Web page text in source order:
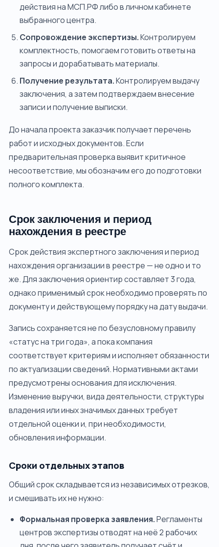
действия на МСП.РФ либо в личном кабинете
выбранного центра.
Сопровождение экспертизы.Контролируем
комплектность, помогаем готовить ответы на
запросы и дорабатывать материалы.
Получение результата.Контролируем выдачу
заключения, а затем подтверждаем внесение
записи и получение выписки.
До начала проекта заказчик получает перечень
работ и исходных документов. Если
предварительная проверка выявит критичное
несоответствие, мы обозначим его до подготовки
полного комплекта.
Срок заключения и период
нахождения в реестре
Срок действия экспертного заключения и период
нахождения организации в реестре — не одно и то
же. Для заключения ориентир составляет 3 года,
однако применимый срок необходимо проверять по
документу и действующему порядку на дату выдачи.
Запись сохраняется не по безусловному правилу
«статус на три года», а пока компания
соответствует критериям и исполняет обязанности
по актуализации сведений. Нормативными актами
предусмотрены основания для исключения.
Изменение выручки, вида деятельности, структуры
владения или иных значимых данных требует
отдельной оценки и, при необходимости,
обновления информации.
Сроки отдельных этапов
Общий срок складывается из независимых отрезков,
и смешивать их не нужно:
Формальная проверка заявления.Регламенты
центров экспертизы отводят на неё 2 рабочих